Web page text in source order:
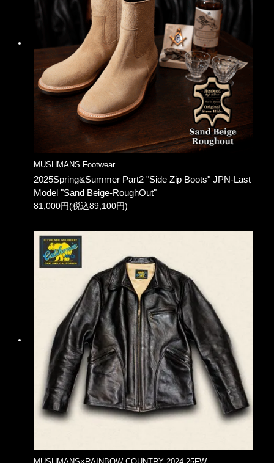
MUSHMANS Footwear
2025Spring&Summer Part2 "Side Zip Boots" JPN-Last
Model "Sand Beige-RoughOut"
81,000円(税込89,100円)